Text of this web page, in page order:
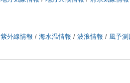
紫外線情報 / 海水温情報 / 波浪情報 / 風予測